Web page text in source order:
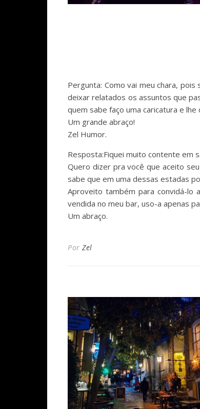
Pergunta: Como vai meu chara,
deixar relatados os assuntos que
quem sabe faço uma caricatura e
Um grande abraço!
Zel Humor.
Resposta:Fiquei muito contente em
Quero dizer pra você que aceito
sabe que em uma dessas estadas
Aproveito também para convidá-lo
vendida no meu bar, uso-a apenas
Um abraço.
Por Zel